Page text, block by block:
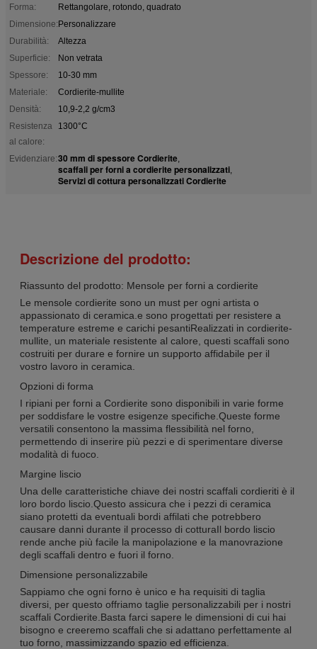
Forma:
Rettangolare, rotondo, quadrato
Dimensione:Personalizzare
Durabilità:
Altezza
Superficie:
Non vetrata
Spessore:
10-30 mm
Materiale:
Cordierite-mullite
Densità:
10,9-2,2 g/cm3
Resistenza
al calore:
1300°C
Evidenziare:30 mm di spessore Cordierite,
scaffali per forni a cordierite personalizzati,
Servizi di cottura personalizzati Cordierite
Descrizione del prodotto:
Riassunto del prodotto: Mensole per forni a cordierite
Le mensole cordierite sono un must per ogni artista o
appassionato di ceramica.e sono progettati per resistere a
temperature estreme e carichi pesantiRealizzati in cordierite-
mullite, un materiale resistente al calore, questi scaffali sono
costruiti per durare e fornire un supporto affidabile per il
vostro lavoro in ceramica.
Opzioni di forma
I ripiani per forni a Cordierite sono disponibili in varie forme
per soddisfare le vostre esigenze specifiche.Queste forme
versatili consentono la massima flessibilità nel forno,
permettendo di inserire più pezzi e di sperimentare diverse
modalità di fuoco.
Margine liscio
Una delle caratteristiche chiave dei nostri scaffali cordieriti è il
loro bordo liscio.Questo assicura che i pezzi di ceramica
siano protetti da eventuali bordi affilati che potrebbero
causare danni durante il processo di cotturaIl bordo liscio
rende anche più facile la manipolazione e la manovrazione
degli scaffali dentro e fuori il forno.
Dimensione personalizzabile
Sappiamo che ogni forno è unico e ha requisiti di taglia
diversi, per questo offriamo taglie personalizzabili per i nostri
scaffali Cordierite.Basta farci sapere le dimensioni di cui hai
bisogno e creeremo scaffali che si adattano perfettamente al
tuo forno, massimizzando spazio ed efficienza.